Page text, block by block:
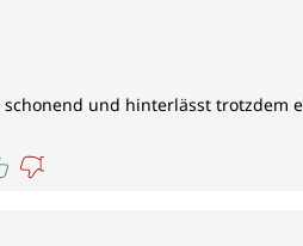
und hinterlässt trotzdem